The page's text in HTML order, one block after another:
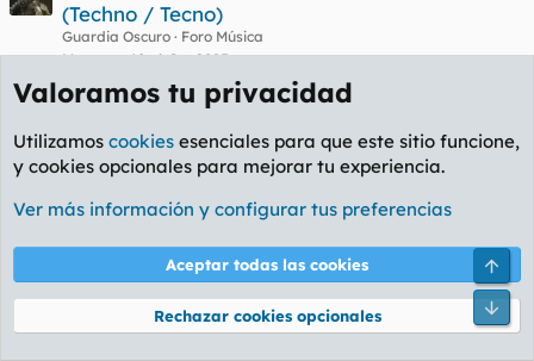
(Techno / Tecno)
Guardia Oscuro
Foro Música
Masunos 10 6 Oct 2025
Gili Concurso IA de canciones PL
El_Tormento
Foro Música
Masunos 6 28 Mar 2024
J Mis canciones
Foro General
Masunos 30 11 Mar 2024
Canciones basadas en acontecimientos reales
el viejo dela montaña
Foro Música
Valoramos tu privacidad
Utilizamos cookies esenciales para que este sitio funcione,
y cookies opcionales para mejorar tu experiencia.
Ver más información y configurar tus preferencias
Aceptar todas las cookies
Rechazar cookies opcionales
Pie